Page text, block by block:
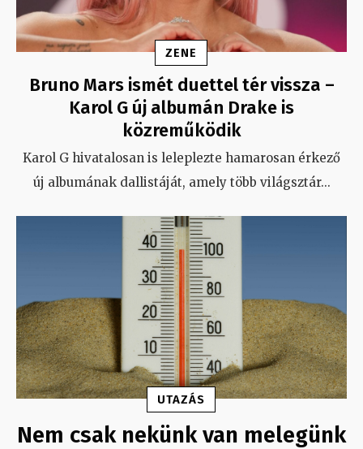
ZENE
Bruno Mars ismét duettel tér vissza –
Karol G új albumán Drake is
közreműködik
Karol G hivatalosan is leleplezte hamarosan érkező
új albumának dallistáját, amely több világsztár...
UTAZÁS
Nem csak nekünk van melegünk